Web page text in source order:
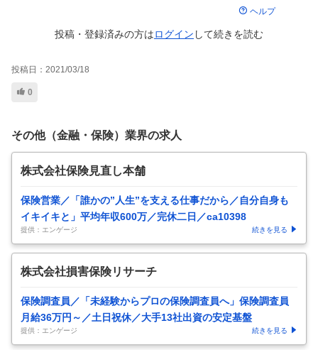
ヘルプ
投稿・登録済みの方はログイン して続きを読む
投稿日： 2021/03/18
0
その他（金融・保険）業界の求人
株式会社保険見直し本舗
保険営業／「誰かの”人生”を支える仕事だから／自分自身も
イキイキと」平均年収600万／完休二日／ca10398
提供：エンゲージ 続きを見る
株式会社損害保険リサーチ
保険調査員／「未経験からプロの保険調査員へ」保険調査員
月給36万円～／土日祝休／大手13社出資の安定基盤
提供：エンゲージ 続きを見る